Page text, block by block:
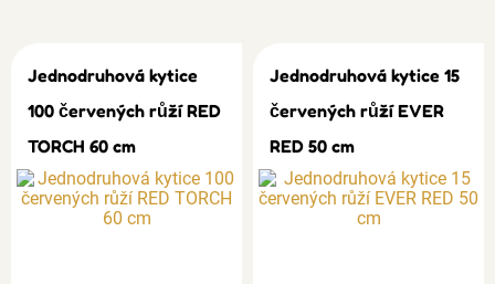
Jednodruhová kytice
100 červených růží RED
TORCH 60 cm
Jednodruhová kytice 15
červených růží EVER
RED 50 cm